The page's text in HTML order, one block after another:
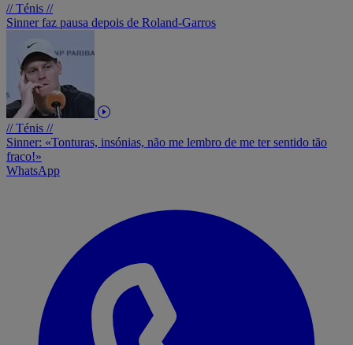
// Ténis //
Sinner faz pausa depois de Roland-Garros
// Ténis //
Sinner: «Tonturas, insónias, não me lembro de me ter sentido tão
fraco!»
WhatsApp